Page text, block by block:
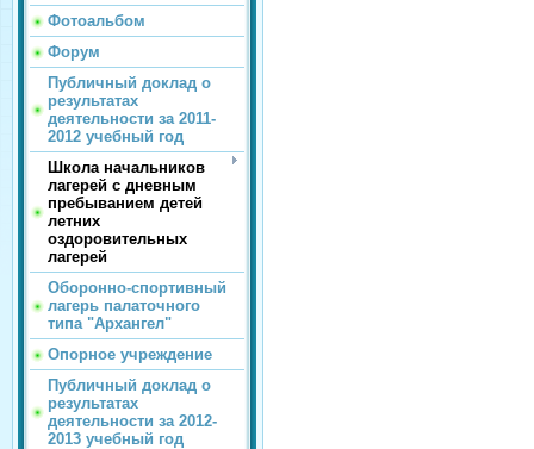
Фотоальбом
Форум
Публичный доклад о
результатах
деятельности за 2011-
2012 учебный год
Школа начальников
лагерей с дневным
пребыванием детей
летних
оздоровительных
лагерей
Оборонно-спортивный
лагерь палаточного
типа "Архангел"
Опорное учреждение
Публичный доклад о
результатах
деятельности за 2012-
2013 учебный год